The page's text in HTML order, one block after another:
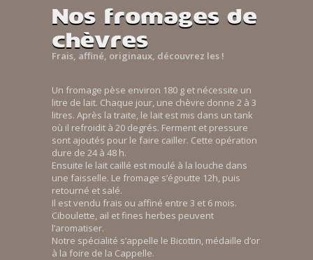
Nos fromages de
chèvres
Frais, affiné, originaux, découvrez les !
Un fromage pèse environ 180 g et nécessite un
litre de lait. Chaque jour, une chèvre donne 2 à 3
litres. Après la traite, le lait est mis dans un tank
où il refroidit à 20 degrés. Ferment et pressure
sont ajoutés pour le faire cailler. Cette opération
dure de 24 à 48 h.
Ensuite le lait caillé est moulé à la louche dans
une faisselle. Le fromage s’égoutte 12h, puis
retourné et salé.
Il est vendu frais ou affiné entre 3 et 6 mois.
Ciboulette, ail et fines herbes peuvent
l’aromatiser.
Notre spécialité s’appelle le Bicottin, médaille d’or
à la foire de la Cappelle.